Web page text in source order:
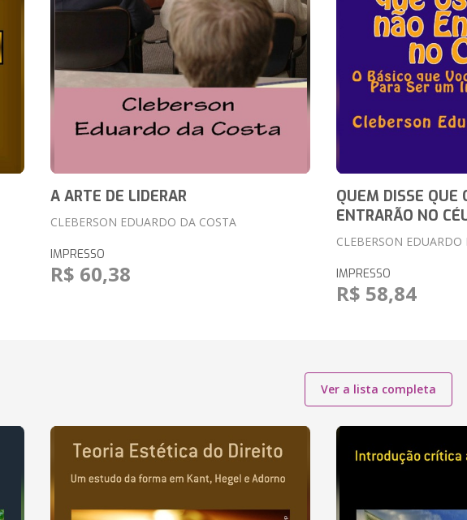
A ARTE DE LIDERAR
CLEBERSON EDUARDO DA COSTA
IMPRESSO
R$ 60,38
QUEM DISSE QUE
ENTRARÃO NO
CLEBERSON EDUARDO
IMPRESSO
R$ 58,84
Ver a lista completa